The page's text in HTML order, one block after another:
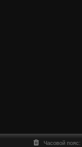
Часовой пояс: